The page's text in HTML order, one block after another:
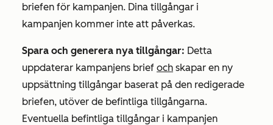
briefen för kampanjen. Dina tillgångar i
kampanjen kommer inte att påverkas.
Spara och generera nya tillgångar: Detta
uppdaterar kampanjens brief och skapar en ny
uppsättning tillgångar baserat på den redigerade
briefen, utöver de befintliga tillgångarna.
Eventuella befintliga tillgångar i kampanjen